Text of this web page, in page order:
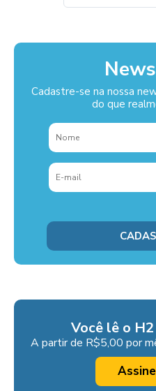
Cadastre-se na nossa
do que
Você lê o
A partir de R$5,00 por